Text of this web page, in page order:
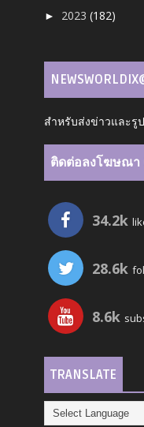
► 2023(182)
สำหรับส่งข่าวและรู
ติดต่อลงโฆษณา
34.2k
28.6k
8.6k
TRANSLATE